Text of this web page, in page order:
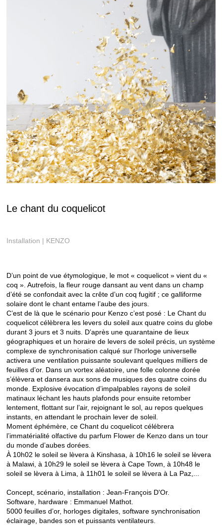
Le chant du coquelicot
Installation | KENZO
D’un point de vue étymologique, le mot « coquelicot » vient du «
coq ». Autrefois, la fleur rouge dansant au vent dans un champ
d’été se confondait avec la crête d’un coq fugitif ; ce galliforme
solaire dont le chant entame l’aube des jours.
C’est de là que le scénario pour Kenzo c’est posé : Le Chant du
coquelicot célèbrera les levers du soleil aux quatre coins du globe
durant 3 jours et 3 nuits. D’après une quarantaine de lieux
géographiques et un horaire de levers de soleil précis, un système
complexe de synchronisation calqué sur l’horloge universelle
activera une ventilation puissante soulevant quelques milliers de
feuilles d’or. Dans un vortex aléatoire, une folle colonne dorée
s’élèvera et dansera aux sons de musiques des quatre coins du
monde. Explosive évocation d’impalpables rayons de soleil
matinaux léchant les hauts plafonds pour ensuite retomber
lentement, flottant sur l’air, rejoignant le sol, au repos quelques
instants, en attendant le prochain lever de soleil.
Moment éphémère, ce Chant du coquelicot célébrera
l’immatérialité olfactive du parfum Flower de Kenzo dans un tour
du monde d’aubes dorées.
À 10h02 le soleil se lèvera à Kinshasa, à 10h16 le soleil se lèvera
à Malawi, à 10h29 le soleil se lèvera à Cape Town, à 10h48 le
soleil se lèvera à Lima, à 11h01 le soleil se lèvera à La Paz,...
Concept, scénario, installation : Jean-François D'Or.
Software, hardware : Emmanuel Mathot.
5000 feuilles d’or, horloges digitales, software synchronisation
éclairage, bandes son et puissants ventilateurs.